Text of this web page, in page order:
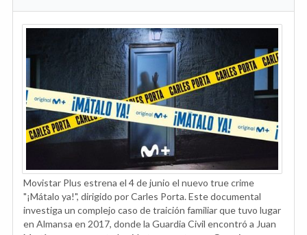
Movistar Plus estrena el 4 de junio el nuevo true crime
"¡Mátalo ya!", dirigido por Carles Porta. Este documental
investiga un complejo caso de traición familiar que tuvo lugar
en Almansa en 2017, donde la Guardia Civil encontró a Juan